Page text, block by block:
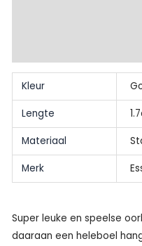
Kleur
Lengte
Materiaal
Merk
Super leuke en speelse
daaraan een heleboel